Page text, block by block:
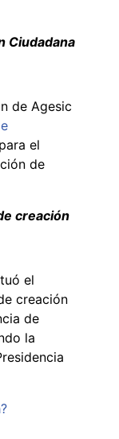
Ciudadana
de Agesic
para el
de
creación
el
creación
de
la